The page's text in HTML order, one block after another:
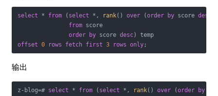
select * from ( select * , rank() over (order by score desc
from score
order
by score desc
offset 0 rows fetch first 3 rows only;
输出
z - blog=# select * from ( select * , rank() over (order by